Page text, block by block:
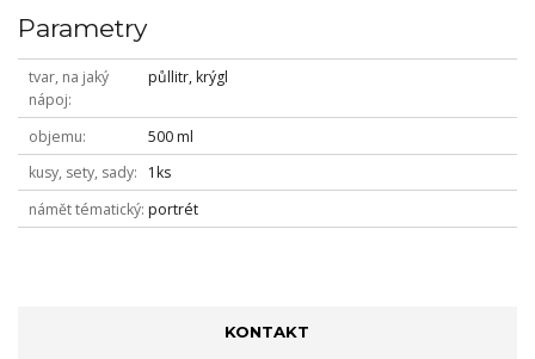
Parametry
tvar, na jaký
nápoj
půllitr, krýgl
objemu
500 ml
kusy, sety, sady
1ks
námět tématický portrét
KONTAKT